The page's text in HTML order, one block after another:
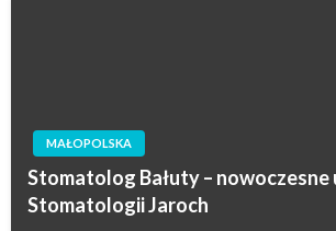
MAŁOPOLSKA
Stomatolog Bałuty – nowoczesne
Stomatologii Jaroch